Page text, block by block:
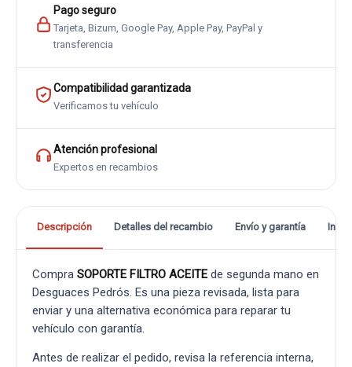
Pago seguro
Tarjeta, Bizum, Google Pay, Apple Pay, PayPal y
transferencia
Compatibilidad garantizada
Verificamos tu vehículo
Atención profesional
Expertos en recambios
Descripción Detalles del recambio Envío y garantía
Compra SOPORTE FILTRO ACEITE de segunda mano en
Desguaces Pedrós. Es una pieza revisada, lista para
enviar y una alternativa económica para reparar tu
vehículo con garantía.
Antes de realizar el pedido, revisa la referencia interna,